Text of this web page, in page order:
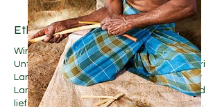
Ethisch beschafft & nachhaltig
Wir unterstützen Kleinbauern und
Unternehmerinnen in der Provinz Uva in Sri
Lanka mit fairen Löhnen und nachhaltiger
Landwirtschaft, bewahren Traditionen und
liefern gleichzeitig reine Ceylon-Gewürze.